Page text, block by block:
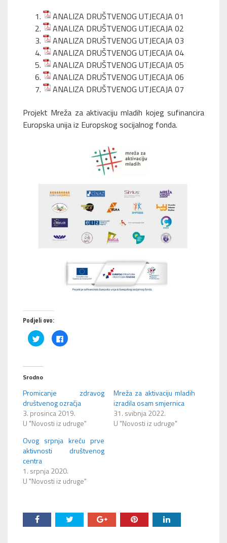
ANALIZA DRUŠTVENOG UTJECAJA 01
ANALIZA DRUŠTVENOG UTJECAJA 02
ANALIZA DRUŠTVENOG UTJECAJA 03
ANALIZA DRUŠTVENOG UTJECAJA 04
ANALIZA DRUŠTVENOG UTJECAJA 05
ANALIZA DRUŠTVENOG UTJECAJA 06
ANALIZA DRUŠTVENOG UTJECAJA 07
Projekt Mreža za aktivaciju mladih kojeg sufinancira
Europska unija iz Europskog socijalnog fonda.
Podjeli ovo:
Podijeli
na
Twitteru
u
prozoru)
Klikom
podijelite
Srodno
Promicanje zdravog
društvenog ozračja
3. prosinca 2019.
U "Novosti iz udruge"
Mreža za aktivaciju mladih
izradila osam smjernica
31. svibnja 2022.
U "Novosti iz udruge"
Ovog srpnja kreću prve
aktivnosti društvenog
centra
1. srpnja 2020.
U "Novosti iz udruge"